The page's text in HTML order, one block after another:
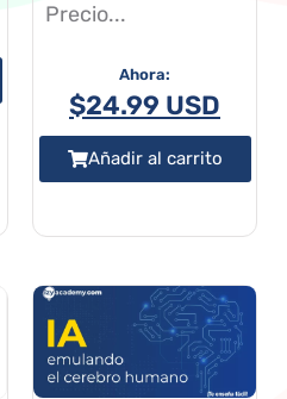
Precio...
$24.99 USD
Añadir al carrito